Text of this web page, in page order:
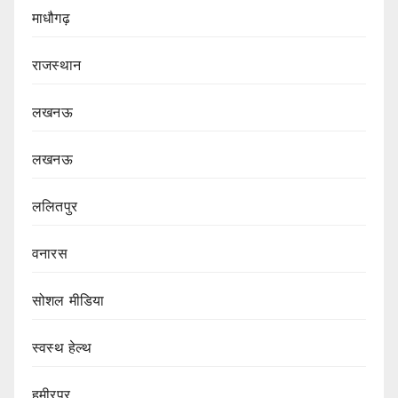
माधौगढ़
राजस्थान
लखनऊ
लखनऊ
ललितपुर
वनारस
सोशल मीडिया
स्वस्थ हेल्थ
हमीरपुर